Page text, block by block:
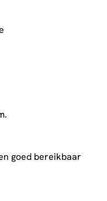
goed bereikbaar